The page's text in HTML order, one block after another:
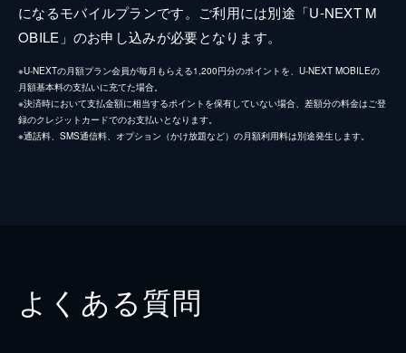
になるモバイルプランです。ご利用には別途「U-NEXT M
OBILE」のお申し込みが必要となります。
※U-NEXTの月額プラン会員が毎月もらえる1,200円分のポイントを、U-NEXT MOBILEの
月額基本料の支払いに充てた場合。
※決済時において支払金額に相当するポイントを保有していない場合、差額分の料金はご登
録のクレジットカードでのお支払いとなります。
※通話料、SMS通信料、オプション（かけ放題など）の月額利用料は別途発生します。
よくある質問